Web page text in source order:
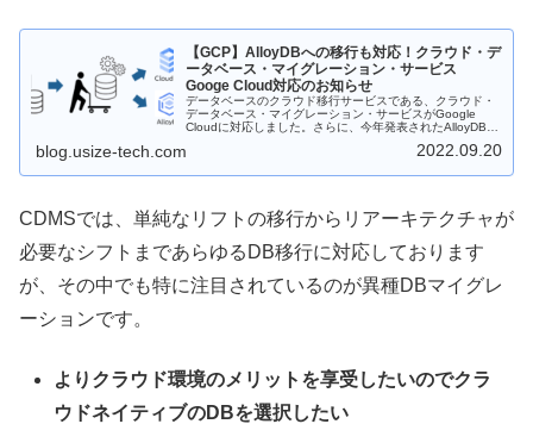
【GCP】AlloyDBへの移行も対応！クラウド・デ
ータベース・マイグレーション・サービス
Googe Cloud対応のお知らせ
データベースのクラウド移行サービスである、クラウド・
データベース・マイグレーション・サービスがGoogle
Cloudに対応しました。さらに、今年発表されたAlloyDBに
blog.usize-tech.com 2022.09.20
CDMSでは、単純なリフトの移行からリアーキテクチャが
必要なシフトまであらゆるDB移行に対応しております
が、その中でも特に注目されているのが異種DBマイグレ
ーションです。
よりクラウド環境のメリットを享受したいのでクラ
ウドネイティブのDBを選択したい